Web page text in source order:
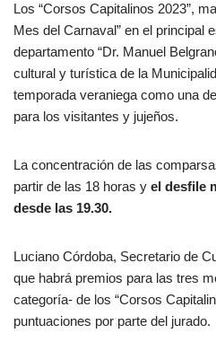
Los “Corsos Capitalinos 2023”,
Mes del Carnaval” en el principal
departamento “Dr. Manuel
cultural y turística de la
temporada veraniega como una
para los visitantes y jujeños.
La concentración de las
partir de las 18 horas y el desfile
desde las 19.30.
Luciano Córdoba, Secretario de
que habrá premios para las tres
categoría- de los “Corsos
puntuaciones por parte del jurado.